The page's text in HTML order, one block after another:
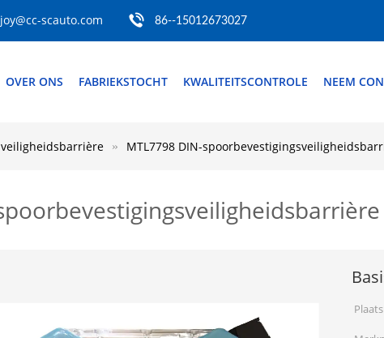
joy@cc-scauto.com 86--15012673027
OVER ONS FABRIEKSTOCHT KWALITEITSCONTROLE NEEM
MTL7798 DIN-